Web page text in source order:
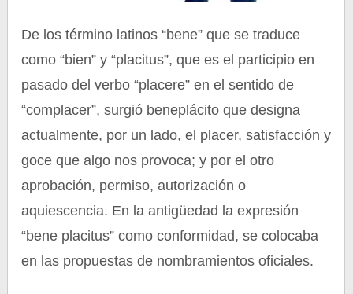
De los término latinos “bene” que se traduce
como “bien” y “placitus”, que es el participio en
pasado del verbo “placere” en el sentido de
“complacer”, surgió beneplácito que designa
actualmente, por un lado, el placer, satisfacción y
goce que algo nos provoca; y por el otro
aprobación, permiso, autorización o
aquiescencia. En la antigüedad la expresión
“bene placitus” como conformidad, se colocaba
en las propuestas de nombramientos oficiales.